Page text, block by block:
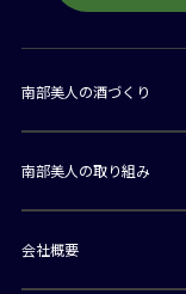
南部美人の酒づくり
南部美人の取り組み
会社概要